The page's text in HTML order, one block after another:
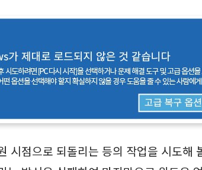
시점으로 되돌리는 등의 작업을 시도해